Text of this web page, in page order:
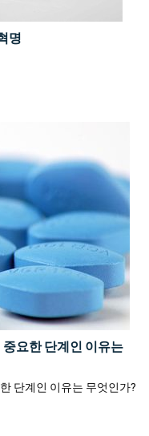
명
요한 단계인 이유는
단계인 이유는 무엇인가?